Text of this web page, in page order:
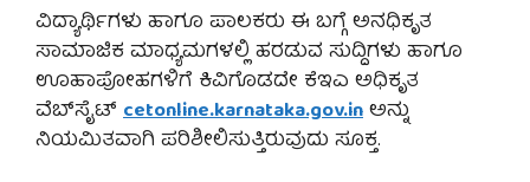
ವಿದ್ಯಾರ್ಥಿಗಳು ಹಾಗೂ ಪಾಲಕರು ಈ ಬಗ್ಗೆ ಅನಧಿಕೃತ
ಸಾಮಾಜಿಕ ಮಾಧ್ಯಮಗಳಲ್ಲಿ ಹರಡುವ ಸುದ್ದಿಗಳು ಹಾಗೂ
ಊಹಾಪೋಹಗಳಿಗೆ ಕಿವಿಗೊಡದೇ ಕೆಇಎ ಅಧಿಕೃತ
ವೆಬ್‌ಸೈಟ್ cetonline.karnataka.gov.inಅನ್ನು
ನಿಯಮಿತವಾಗಿ ಪರಿಶೀಲಿಸುತ್ತಿರುವುದು ಸೂಕ್ತ.